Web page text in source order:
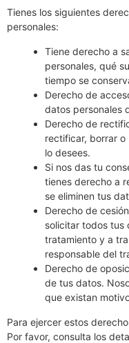
Tienes los siguientes
personales:
Tiene derecho a
personales, qué
tiempo se
Derecho de
datos personales
Derecho de
rectificar, borrar
lo desees.
Si nos das tu
tienes derecho a
se eliminen tus
Derecho de
solicitar todos tus
tratamiento y a
responsable del
Derecho de
de tus datos.
que existan
Para ejercer estos
Por favor, consulta los